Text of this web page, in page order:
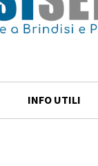
INFO UTILI